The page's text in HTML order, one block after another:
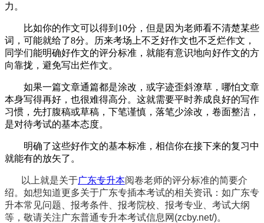
力。
比如你的作文可以得到10分，但是因为老师看不清楚某些
词，可能就给了8分。历来考场上不乏好作文也不乏烂作文，
同学们能明确好作文的评分标准，就能有意识地向好作文的方
向靠拢，避免写出烂作文。
如果一篇文章通篇都是涂改，或字迹歪斜潦草，哪怕文章
本身写得再好，也很难得高分。这就需要平时养成良好的写作
习惯，先打腹稿或草稿，下笔谨慎，落笔少涂改，卷面整洁，
是对待考试的基本态度。
明确了这些好作文的基本标准，相信你在接下来的复习中
就能有的放矢了。
以上就是关于广东专升本阅卷老师的评分标准的简要介
绍。如想知道更多关于广东专插本考试的相关资讯：如广东专
升本常见问题 、报考条件、报考院校、报考专业、考试大纲
等，敬请关注广东普通专升本考试信息网(zcby.net/)。